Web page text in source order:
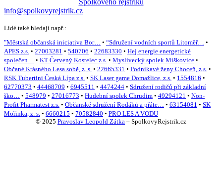
info@spolkovyrejstrik.cz
Lidé také hledají např.:
"Městská občanská iniciativa Bor… • “Sdružení vodních sportů Litoměř… •
APES z.s. • 27003281 • 540706 • 22683330 • Hej energie energetické
společen… • KT Červený Kostelec z.s. • Myslivecký spolek Míškovice •
Občané Krásného Lesa sobě, z. s. • 22665331 • Podnikavé ženy Choceň, z.s. •
RSK Tubertini Česká Lípa z.s. • SK Laser game Domažlice, z.s. • 1554816 •
62770373 • 44468709 • 6945511 • 4474244 • Sdružení rodičů při základní
ško… • 548979 • 27016773 • Hudební spolek Chrudim • 49294121 • Non-
Profit Pharmatest z.s. • Občanské sdružení Rodáků a přáte… • 63154081 • SK
Mořinka, z. s. • 6660215 • 70582840 • PRO LES A VODU
© 2025 Pravoslav Leopold Zátka – SpolkovyRejstrik.cz